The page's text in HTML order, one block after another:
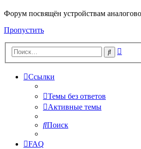
Форум посвящён устройствам
Пропустить
Поиск
Ссылки
Темы без ответов
Активные темы
Поиск
FAQ